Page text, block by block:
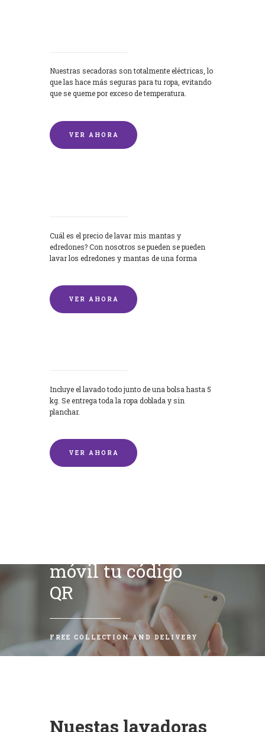
Nuestras secadoras son totalmente eléctricas, lo
que las hace más seguras para tu ropa, evitando
que se queme por exceso de temperatura.
VER AHORA
Cuál es el precio de lavar mis mantas y
edredones? Con nosotros se pueden se pueden
lavar los edredones y mantas de una forma
VER AHORA
Incluye el lavado todo junto de una bolsa hasta 5
kg. Se entrega toda la ropa doblada y sin
planchar.
VER AHORA
móvil tu código
QR
FREE COLLECTION AND DELIVERY
Nuestas lavadoras